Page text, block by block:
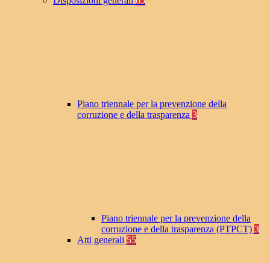
Piano triennale per la prevenzione della
corruzione e della trasparenza 3
Piano triennale per la prevenzione della
corruzione e della trasparenza (PTPCT) 3
Atti generali 55